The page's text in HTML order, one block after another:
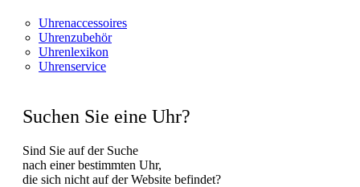
Uhrenaccessoires
Uhrenzubehör
Uhrenlexikon
Uhrenservice
Suchen Sie eine Uhr?
Sind Sie auf der Suche
nach einer bestimmten Uhr,
die sich nicht auf der Website befindet?